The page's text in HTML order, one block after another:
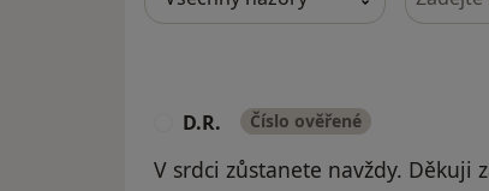
D.R. Číslo ověřené
V srdci zůstanete navždy. Děkuji